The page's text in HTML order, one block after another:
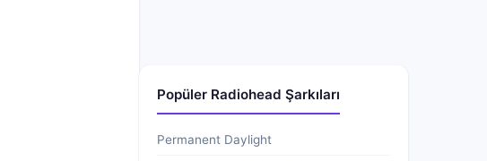
Popüler Radiohead Şarkıları
Permanent Daylight